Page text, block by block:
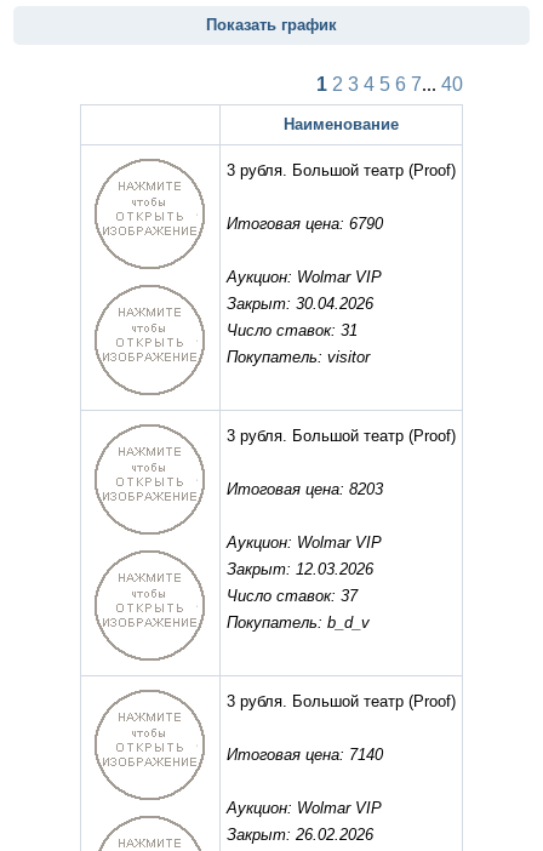
Показать график
1 2 3 4 5 6 7... 40
Наименование
3 рубля. Большой театр (Proof)
Итоговая цена: 6790
Аукцион: Wolmar VIP
Закрыт: 30.04.2026
Число ставок: 31
Покупатель: visitor
3 рубля. Большой театр (Proof)
Итоговая цена: 8203
Аукцион: Wolmar VIP
Закрыт: 12.03.2026
Число ставок: 37
Покупатель: b_d_v
3 рубля. Большой театр (Proof)
Итоговая цена: 7140
Аукцион: Wolmar VIP
Закрыт: 26.02.2026